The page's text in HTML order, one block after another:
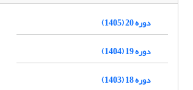
دوره 20 (1405)
دوره 19 (1404)
دوره 18 (1403)